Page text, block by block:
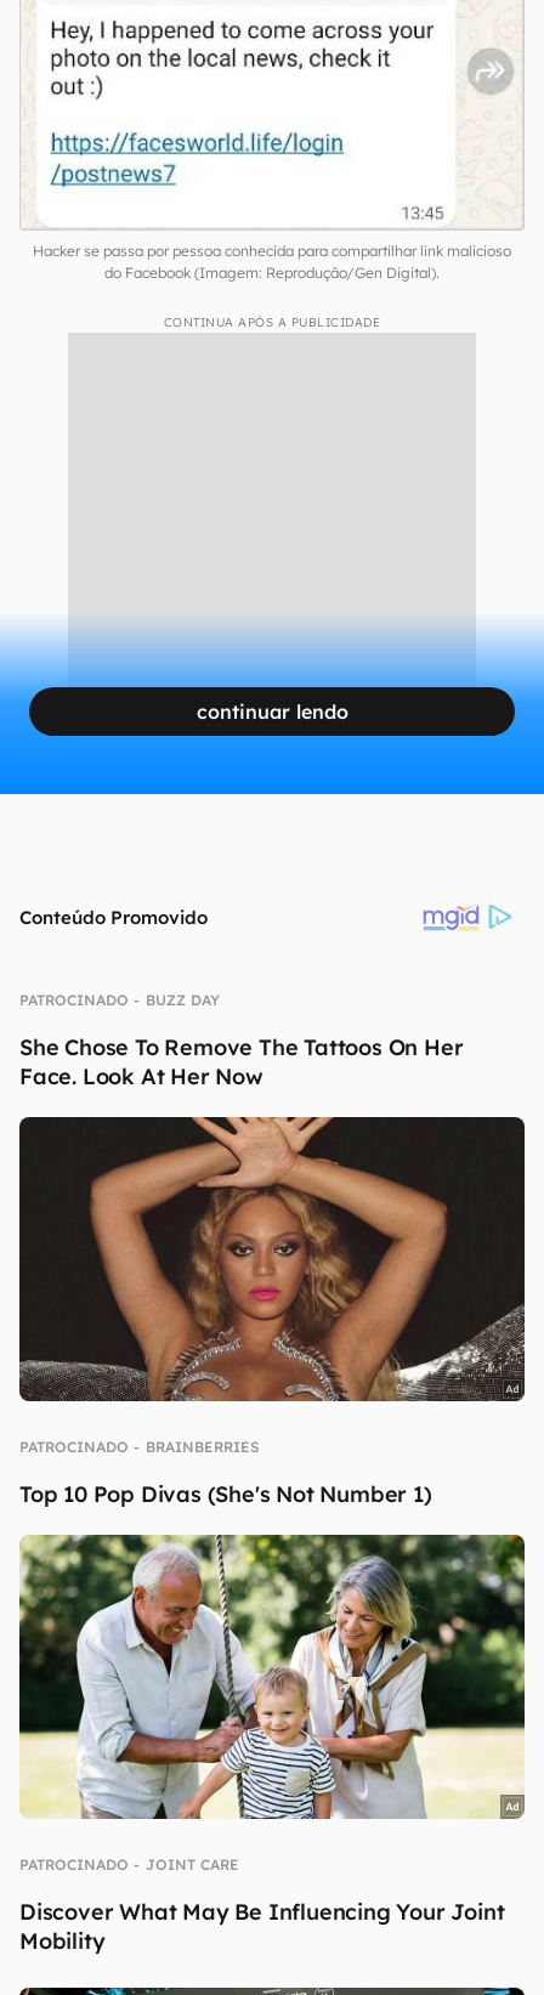
Hacker se passa por pessoa conhecida para compartilhar link malicioso
do Facebook (Imagem: Reprodução/Gen Digital).
CONTINUA APÓS A PUBLICIDADE
continuar lendo